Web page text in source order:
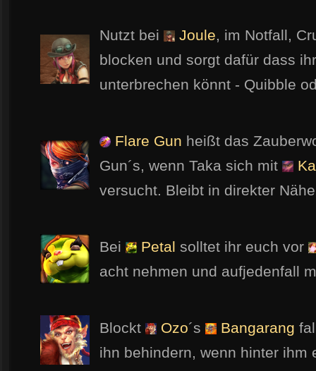
Nutzt bei Joule, im Notfall,
blocken und sorgt dafür dass
unterbrechen könnt - Quibble
Flare Gun heißt das
Gun´s, wenn Taka sich mit
versucht. Bleibt in direkter
Bei Petal solltet ihr euch vor
acht nehmen und aufjedenfall
Blockt Ozo´s Bangarang
ihn behindern, wenn hinter ihm